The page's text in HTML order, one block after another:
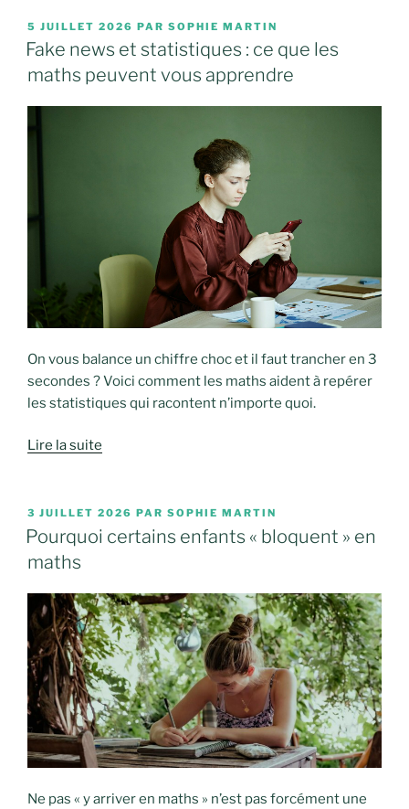
PUBLIÉ
LE
5 JUILLET 2026 PAR SOPHIE MARTIN
Fake news et statistiques : ce que les
maths peuvent vous apprendre
On vous balance un chiffre choc et il faut trancher en 3
secondes ? Voici comment les maths aident à repérer
les statistiques qui racontent n’importe quoi.
Lire la suite
PUBLIÉ
LE
3 JUILLET 2026 PAR SOPHIE MARTIN
Pourquoi certains enfants « bloquent » en
maths
Ne pas « y arriver en maths » n’est pas forcément une